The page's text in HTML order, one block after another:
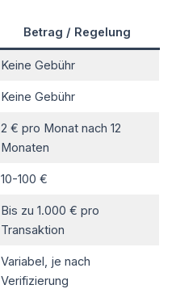
Betrag / Regelung
Keine Gebühr
Keine Gebühr
2 € pro Monat nach 12
Monaten
10-100 €
Bis zu 1.000 € pro
Transaktion
Variabel, je nach
Verifizierung